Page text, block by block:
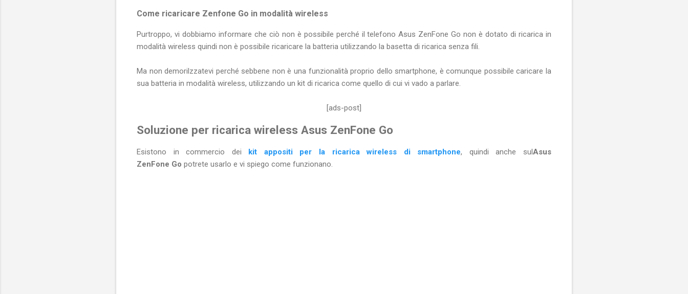
Come ricaricare Zenfone Go in modalità wireless
Purtroppo, vi dobbiamo informare che ciò non è possibile perché il telefono Asus ZenFone Go non è dotato di ricarica in
modalità wireless quindi non è possibile ricaricare la batteria utilizzando la basetta di ricarica senza fili.
Ma non demorilzzatevi perché sebbene non è una funzionalità proprio dello smartphone, è comunque possibile caricare la
sua batteria in modalità wireless, utilizzando un kit di ricarica come quello di cui vi vado a parlare.
[ads-post]
Soluzione per ricarica wireless Asus ZenFone Go
Esistono in commercio dei kit appositi per la ricarica wireless di smartphone, quindi anche sulAsus
ZenFone Go potrete usarlo e vi spiego come funzionano.